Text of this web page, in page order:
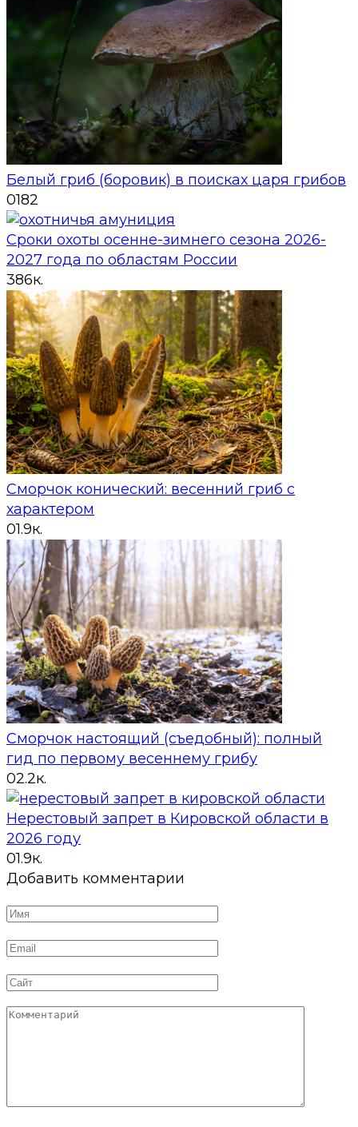
Белый гриб (боровик) в поисках царя грибов
0182
Сроки охоты осенне-зимнего сезона 2026-
2027 года по областям России
386к.
Сморчок конический: весенний гриб с
характером
01.9к.
Сморчок настоящий (съедобный): полный
гид по первому весеннему грибу
02.2к.
Нерестовый запрет в Кировской области в
2026 году
01.9к.
Добавить комментарии
Имя
Email
Сайт
Комментарий